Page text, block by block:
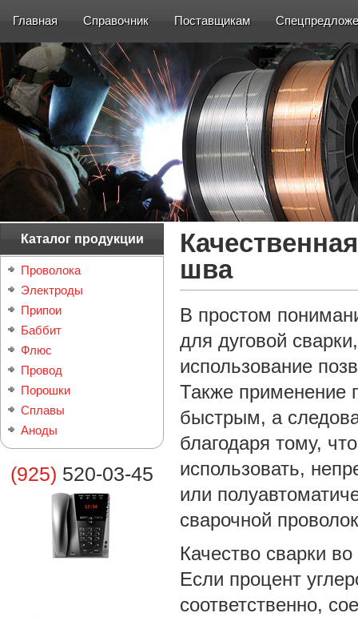
Главная Справочник Поставщикам
Каталог продукции
Проволока
Электроды
Припои
Баббит
Флюс
Провод
Порошки
Сплавы
Аноды
(925) 520-03-45
шва
В простом
для дуговой
использование
Также применение
быстрым, а
благодаря тому,
использовать,
или
сварочной
Качество сварки
Если процент
соответственно,